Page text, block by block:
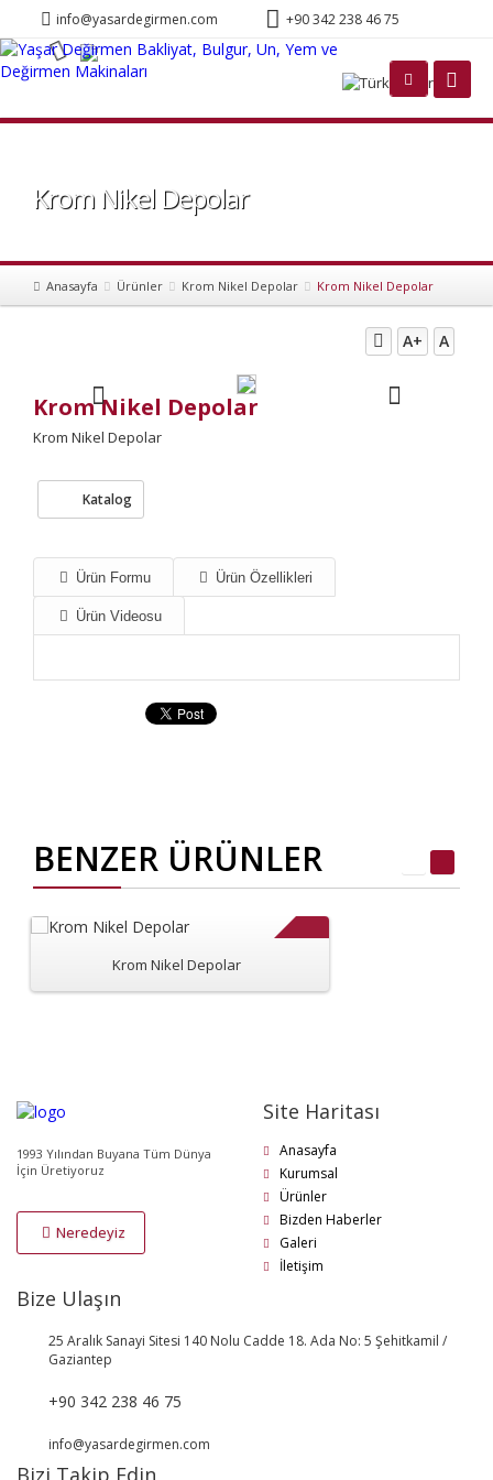
info@yasardegirmen.com +90 342 238 46 75
Türkçe
Krom Nikel Depolar
Anasayfa Ürünler Krom Nikel Depolar Krom Nikel Depolar
A+ A
Krom Nikel Depolar
Krom Nikel Depolar
Katalog
Ürün Formu Ürün Özellikleri
Ürün Videosu
BENZER ÜRÜNLER
Krom Nikel Depolar
1993 Yılından Buyana Tüm Dünya
İçin Üretiyoruz
Neredeyiz
Site Haritası
Anasayfa
Kurumsal
Ürünler
Bizden Haberler
Galeri
İletişim
Bize Ulaşın
25 Aralık Sanayi Sitesi 140 Nolu Cadde 18. Ada No: 5 Şehitkamil /
Gaziantep
+90 342 238 46 75
info@yasardegirmen.com